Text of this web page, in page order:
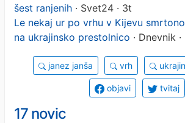
šest ranjenih · Svet24 · 3t
Le nekaj ur po vrhu v Kijevu
na ukrajinsko prestolnico · Dnevnik
janez janša vrh
objavi tvitaj
17 novic